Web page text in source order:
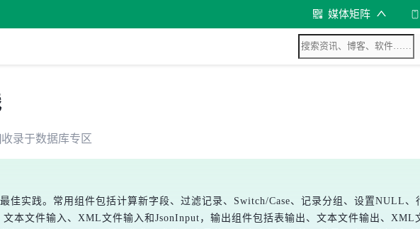
媒体矩阵
收录于数据库专区
佳实践。常用组件包括计算新字段、过滤记录、Switch/Case、记录分组、设置NULL、
本文件输入、XML文件输入和JsonInput，输出组件包括表输出、文本文件输出、XML